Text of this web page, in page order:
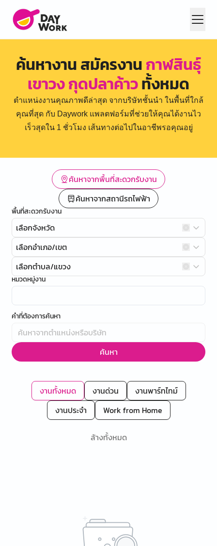
ค้นหางาน สมัครงานกาฬสินธุ์
เขาวง กุดปลาค้าวทั้งหมด
ตำแหน่งงานคุณภาพดีล่าสุด จากบริษัทชั้นนำ ในพื้นที่ใกล้
คุณที่สุด กับ Daywork แพลตฟอร์มที่ช่วยให้คุณได้งานไว
เร็วสุดใน 1 ชั่วโมง เส้นทางต่อไปในอาชีพรอคุณอยู่
ค้นหาจากพื้นที่สะดวกรับงาน
ค้นหาจากสถานีรถไฟฟ้า
พื้นที่สะดวกรับงาน
เลือกจังหวัด
เลือกอำเภอ/เขต
เลือกตำบล/แขวง
หมวดหมู่งาน
คำที่ต้องการค้นหา
ค้นหา
งานทั้งหมด งานด่วน
งานพาร์ทไทม์
งานประจำ
Work from Home
ล้างทั้งหมด